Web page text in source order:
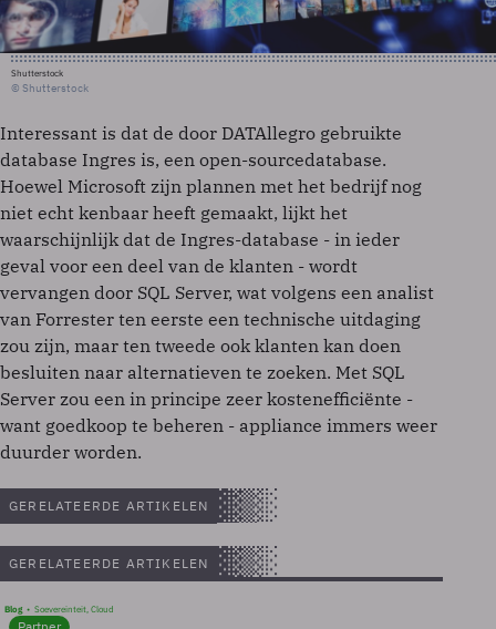
Shutterstock
© Shutterstock
Interessant is dat de door DATAllegro gebruikte
database Ingres is, een open-sourcedatabase.
Hoewel Microsoft zijn plannen met het bedrijf nog
niet echt kenbaar heeft gemaakt, lijkt het
waarschijnlijk dat de Ingres-database - in ieder
geval voor een deel van de klanten - wordt
vervangen door SQL Server, wat volgens een analist
van Forrester ten eerste een technische uitdaging
zou zijn, maar ten tweede ook klanten kan doen
besluiten naar alternatieven te zoeken. Met SQL
Server zou een in principe zeer kostenefficiënte -
want goedkoop te beheren - appliance immers weer
duurder worden.
GERELATEERDE ARTIKELEN
GERELATEERDE ARTIKELEN
Blog Soevereinteit, Cloud